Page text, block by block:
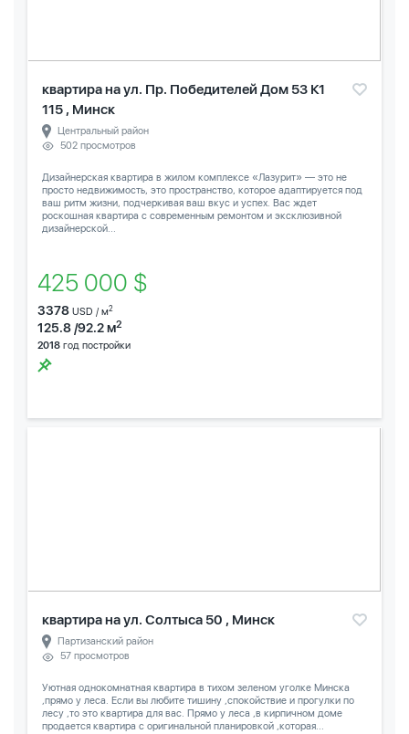
квартира на ул. Пр. Победителей Дом 53 К1
115 , Минск
Центральный район
502 просмотров
Дизайнерская квартира в жилом комплексе «Лазурит» — это не
просто недвижимость, это пространство, которое адаптируется под
ваш ритм жизни, подчеркивая ваш вкус и успех. Вас ждет
роскошная квартира с современным ремонтом и эксклюзивной
дизайнерской...
425 000 $
3378 USD / м2
125.8 /92.2 м2
2018 год постройки
квартира на ул. Солтыса 50 , Минск
Партизанский район
57 просмотров
Уютная однокомнатная квартира в тихом зеленом уголке Минска
,прямо у леса. Если вы любите тишину ,спокойствие и прогулки по
лесу ,то это квартира для вас. Прямо у леса ,в кирпичном доме
продается квартира с оригинальной планировкой ,которая...